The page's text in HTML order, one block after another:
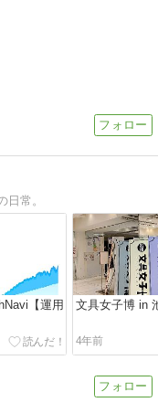
常。
【運用
文具女子博 in
4年前